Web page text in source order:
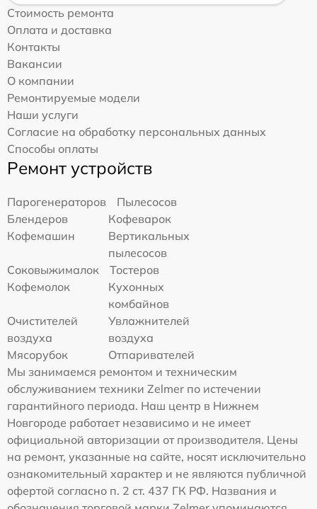
Стоимость ремонта
Оплата и доставка
Контакты
Вакансии
О компании
Ремонтируемые модели
Наши услуги
Согласие на обработку персональных данных
Способы оплаты
Ремонт устройств
Парогенераторов
Пылесосов
Блендеров
Кофеварок
Кофемашин
Вертикальных
пылесосов
Соковыжималок
Тостеров
Кофемолок
Кухонных
комбайнов
Очистителей
воздуха
Увлажнителей
воздуха
Мясорубок
Отпаривателей
Мы занимаемся ремонтом и техническим
обслуживанием техники Zelmer по истечении
гарантийного периода. Наш центр в Нижнем
Новгороде работает независимо и не имеет
официальной авторизации от производителя. Цены
на ремонт, указанные на сайте, носят исключительно
ознакомительный характер и не являются публичной
офертой согласно п. 2 ст. 437 ГК РФ. Названия и